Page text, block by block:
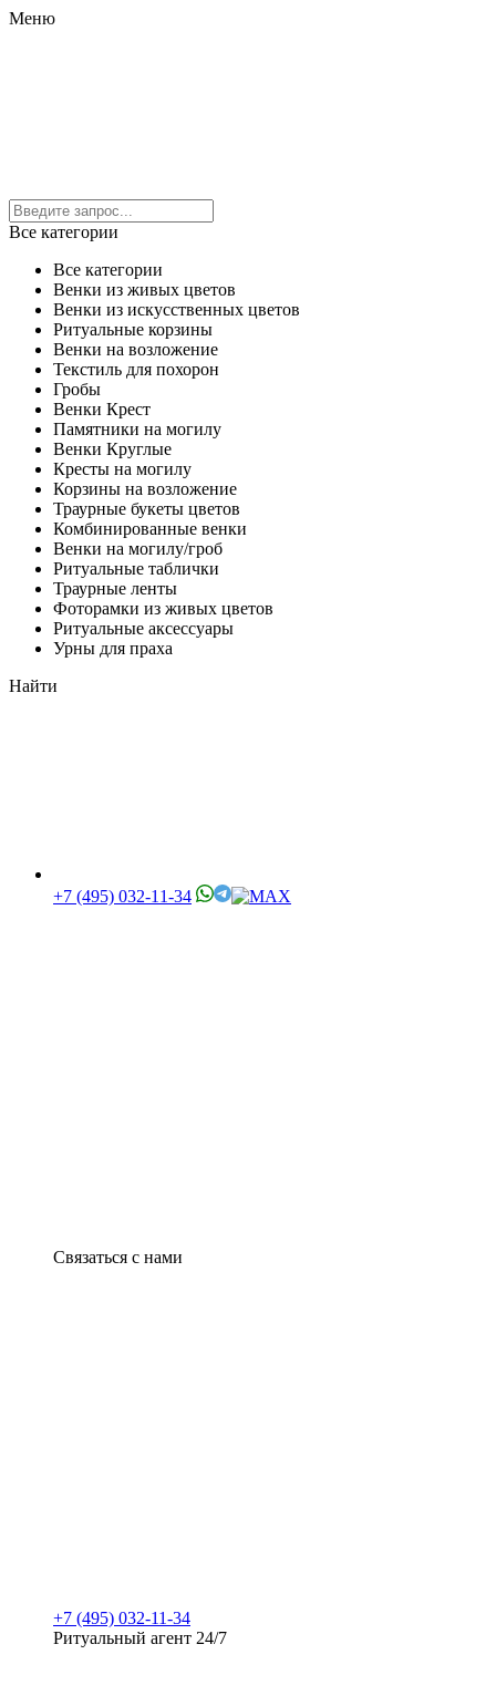
Меню
Все категории
Все категории
Венки из живых цветов
Венки из искусственных цветов
Ритуальные корзины
Венки на возложение
Текстиль для похорон
Гробы
Венки Крест
Памятники на могилу
Венки Круглые
Кресты на могилу
Корзины на возложение
Траурные букеты цветов
Комбинированные венки
Венки на могилу/гроб
Ритуальные таблички
Траурные ленты
Фоторамки из живых цветов
Ритуальные аксессуары
Урны для праха
Найти
+7 (495) 032-11-34
Связаться с нами
+7 (495) 032-11-34
Ритуальный агент 24/7